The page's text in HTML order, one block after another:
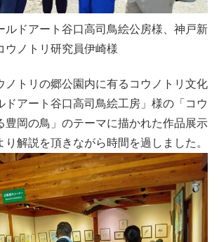
ルドアート谷口高司鳥絵公房様、神戸新
ウノトリ研究員伊崎様
ノトリの郷公園内に有るコウノトリ文化
ドアート谷口高司鳥絵工房」様の「コウ
豊岡の鳥」のテーマに描かれた作品展示
り解説を頂きながら時間を過しました。